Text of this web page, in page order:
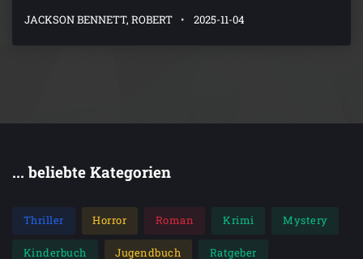
JACKSON BENNETT, ROBERT 2025-11-04
... beliebte Kategorien
Thriller Horror Roman Krimi Mystery
Kinderbuch Jugendbuch Ratgeber